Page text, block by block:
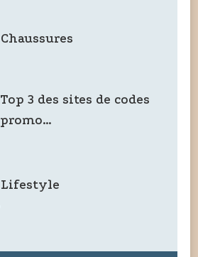
Chaussures
Top 3 des sites de codes
promo…
Lifestyle